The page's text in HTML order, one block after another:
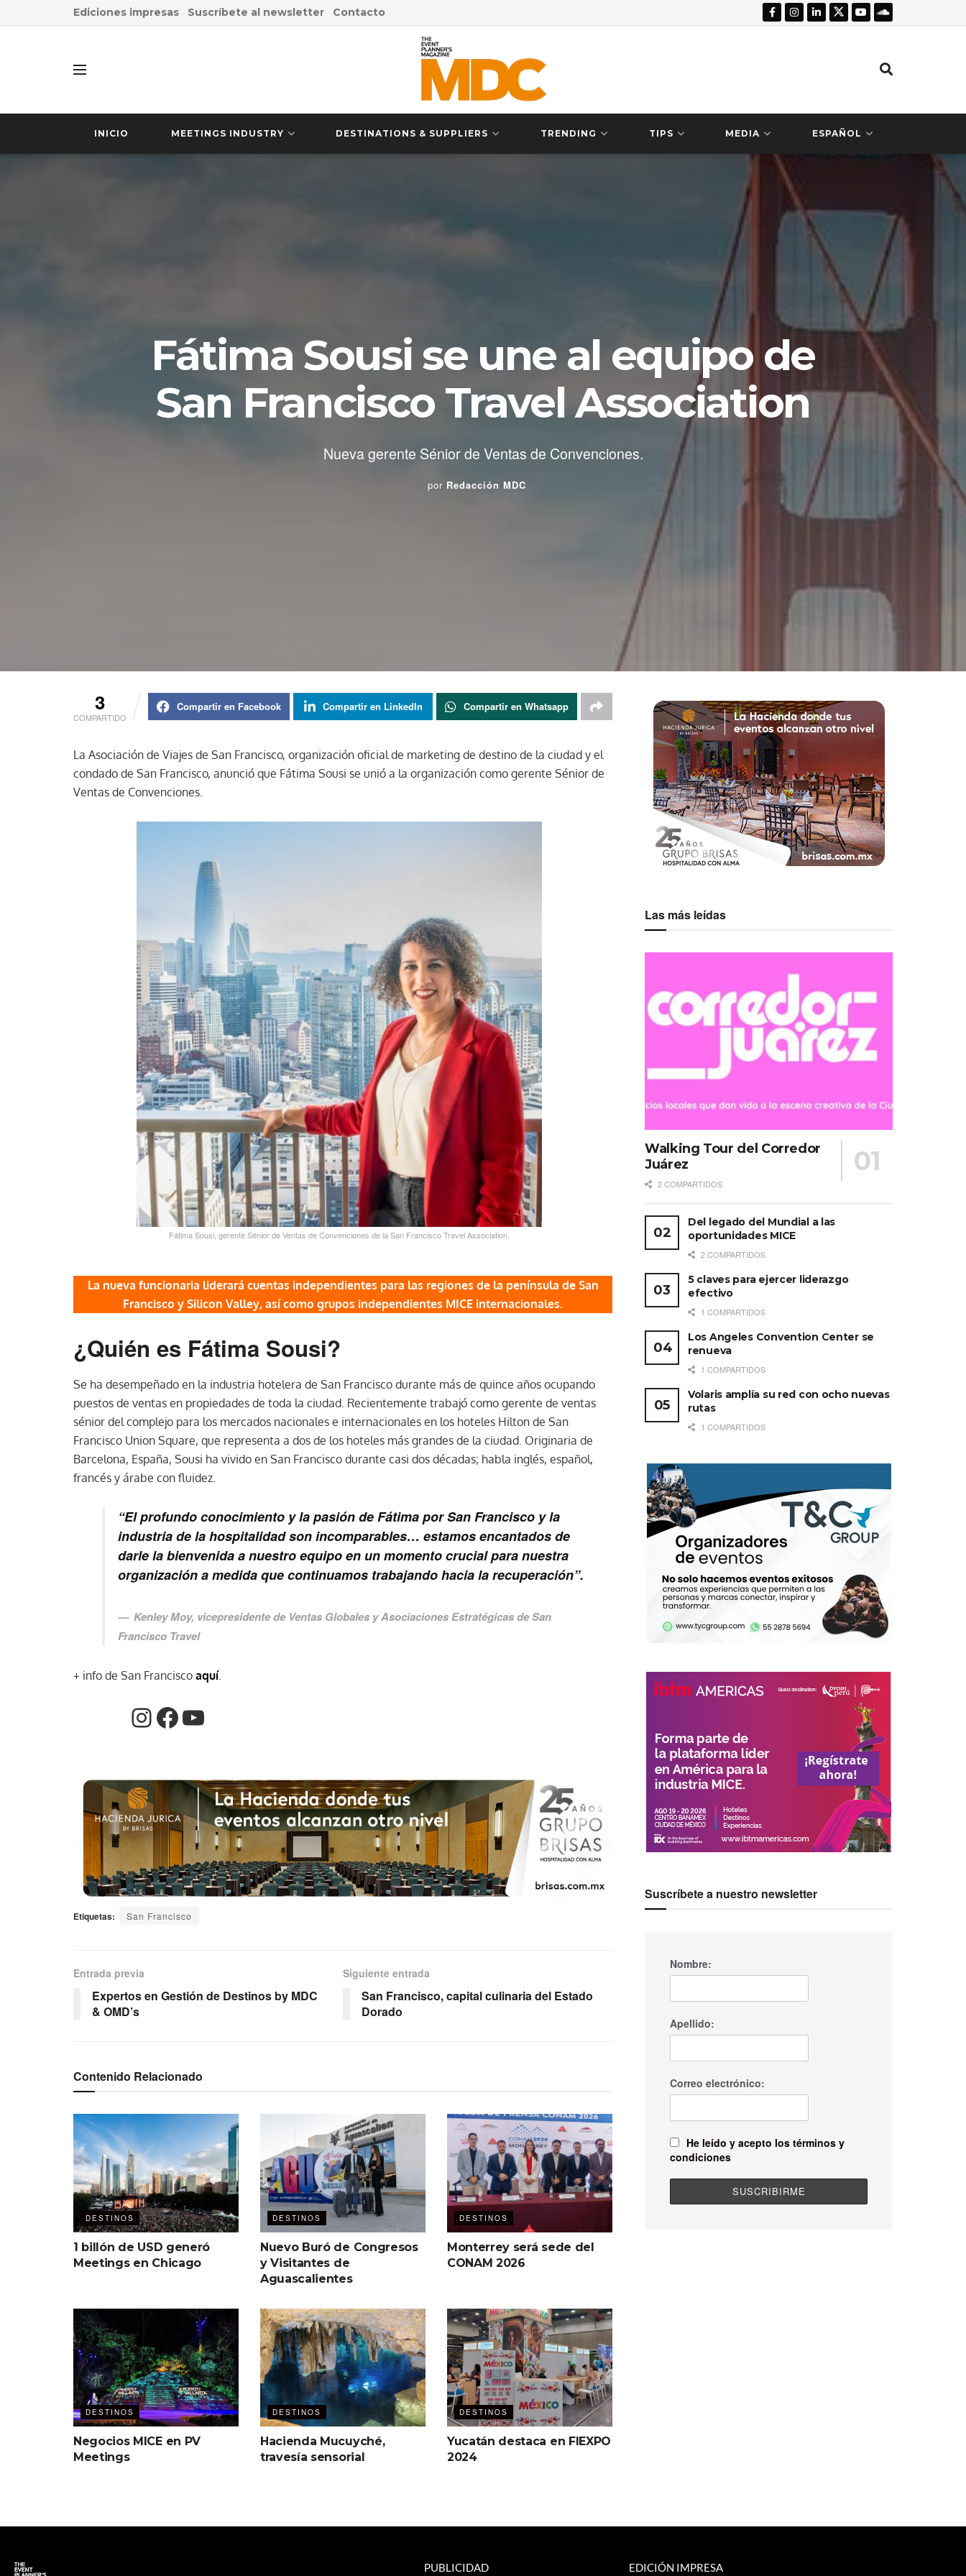
Ediciones impresas Suscríbete al newsletter Contacto
INICIO MEETINGS INDUSTRY DESTINATIONS & SUPPLIERS TRENDING TIPS MEDIA ESPAÑOL
Fátima Sousi se une al equipo de
San Francisco Travel Association
Nueva gerente Sénior de Ventas de Convenciones.
por Redacción MDC
3
COMPARTIDO
Compartir en Facebook Compartir en LinkedIn Compartir en Whatsapp
La Asociación de Viajes de San Francisco, organización oficial de marketing de destino de la ciudad y el
condado de San Francisco, anunció que Fátima Sousi se unió a la organización como gerente Sénior de
Ventas de Convenciones.
Fátima Sousi, gerente Sénior de Ventas de Convenciones de la San Francisco Travel Association.
La nueva funcionaria liderará cuentas independientes para las regiones de la península de San
Francisco y Silicon Valley, así como grupos independientes MICE internacionales.
¿Quién es Fátima Sousi?
Se ha desempeñado en la industria hotelera de San Francisco durante más de quince años ocupando
puestos de ventas en propiedades de toda la ciudad. Recientemente trabajó como gerente de ventas
sénior del complejo para los mercados nacionales e internacionales en los hoteles Hilton de San
Francisco Union Square, que representa a dos de los hoteles más grandes de la ciudad. Originaria de
Barcelona, ​​España, Sousi ha vivido en San Francisco durante casi dos décadas; habla inglés, español,
francés y árabe con fluidez.
“El profundo conocimiento y la pasión de Fátima por San Francisco y la
industria de la hospitalidad son incomparables… estamos encantados de
darle la bienvenida a nuestro equipo en un momento crucial para nuestra
organización a medida que continuamos trabajando hacia la recuperación”.
Kenley Moy, vicepresidente de Ventas Globales y Asociaciones Estratégicas de San
Francisco Travel
+ info de San Francisco aquí.
Etiquetas: San Francisco
Entrada previa
Expertos en Gestión de Destinos by MDC
& OMD’s
Siguiente entrada
San Francisco, capital culinaria del Estado
Dorado
Contenido Relacionado
DESTINOS
1 billón de USD generó
Meetings en Chicago
DESTINOS
Nuevo Buró de Congresos
y Visitantes de
Aguascalientes
DESTINOS
Monterrey será sede del
CONAM 2026
DESTINOS
Negocios MICE en PV
Meetings
DESTINOS
Hacienda Mucuyché,
travesía sensorial
DESTINOS
Yucatán destaca en FIEXPO
2024
Las más leídas
Walking Tour del Corredor
Juárez
2 COMPARTIDOS
Del legado del Mundial a las
oportunidades MICE
2 COMPARTIDOS
5 claves para ejercer liderazgo
efectivo
1 COMPARTIDOS
Los Angeles Convention Center se
renueva
1 COMPARTIDOS
Volaris amplía su red con ocho nuevas
rutas
1 COMPARTIDOS
Suscríbete a nuestro newsletter
Nombre:
Apellido:
Correo electrónico:
He leído y acepto los términos y
condiciones
PUBLICIDAD EDICIÓN IMPRESA